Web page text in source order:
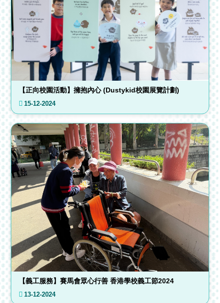
【正向校園活動】擁抱內心 (Dustykid校園展覽計劃)
15-12-2024
【義工服務】賽馬會眾心行善 香港學校義工節2024
13-12-2024